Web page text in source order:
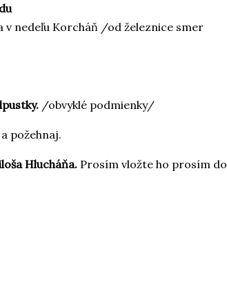
v nedeľu Korcháň /od železnice smer
/obvyklé podmienky/
a požehnaj.
Hlucháňa. Prosím vložte ho prosím do